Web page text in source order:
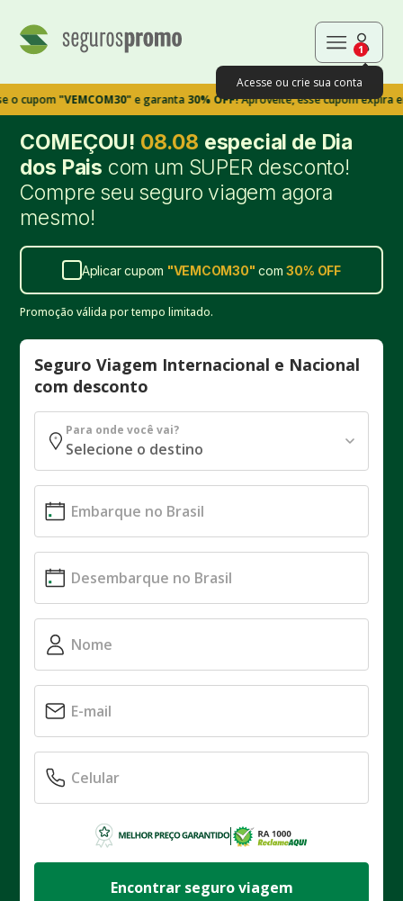
1
Acesse ou crie sua conta
"VEMCOM30"e garanta30% OFF!Aproveite, esse cupom expira em
COMEÇOU! 08.08 especial de Dia
dos Pais com um SUPER desconto!
Compre seu seguro viagem agora
mesmo!
Aplicar cupom "VEMCOM30" com30% OFF
Promoção válida por tempo limitado.
Seguro Viagem Internacional e Nacional
com desconto
Para onde você vai?
Encontrar seguro viagem